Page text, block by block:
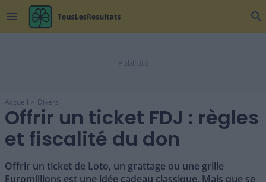
menu search
Accueil Divers
Offrir un ticket FDJ : règles
et fiscalité du don
Offrir un ticket de Loto, un grattage ou une grille
Euromillions est une idée cadeau classique. Mais que se